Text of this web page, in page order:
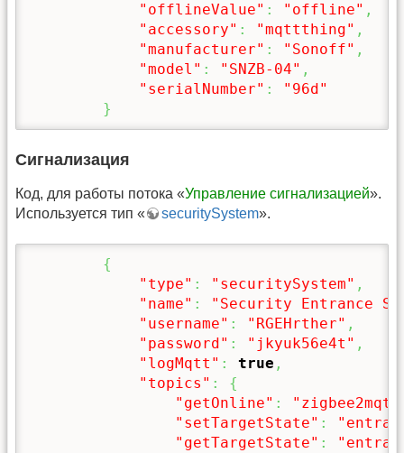
"offlineValue" : "offline" ,
"accessory" : "mqttthing" ,
"manufacturer" : "Sonoff" ,
"model" : "SNZB-04" ,
"serialNumber" :
"96d"
}
Сигнализация
Код, для работы потока «Управление сигнализацией».
Используется тип «
securitySystem».
{
"type" : "securitySystem" ,
"name" :
"Security Entrance
"username" : "RGEHrther" ,
"password" : "jkyuk56e4t" ,
"logMqtt" : true ,
"topics" :
{
"getOnline" :
"setTargetState" :
"getTargetState" :